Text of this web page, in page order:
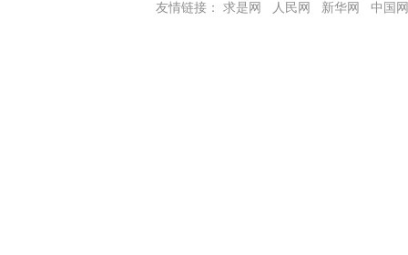
友情链接：
求是网 人民网 新华网 中国网